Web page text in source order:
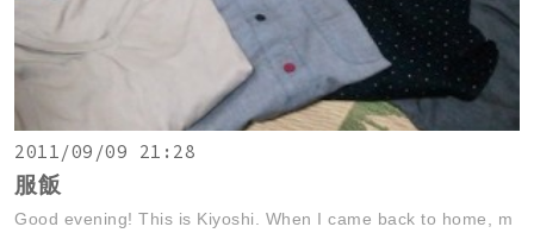
2011/09/09 21:28
服飯
Good evening! This is Kiyoshi. When I came back to home, m